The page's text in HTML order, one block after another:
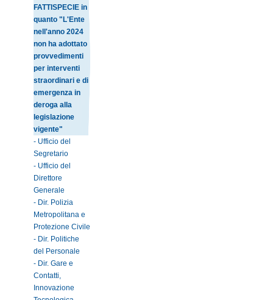
FATTISPECIE in
quanto "L'Ente
nell'anno 2024
non ha adottato
provvedimenti
per interventi
straordinari e di
emergenza in
deroga alla
legislazione
vigente"
- Ufficio del
Segretario
- Ufficio del
Direttore
Generale
- Dir. Polizia
Metropolitana e
Protezione Civile
- Dir. Politiche
del Personale
- Dir. Gare e
Contatti,
Innovazione